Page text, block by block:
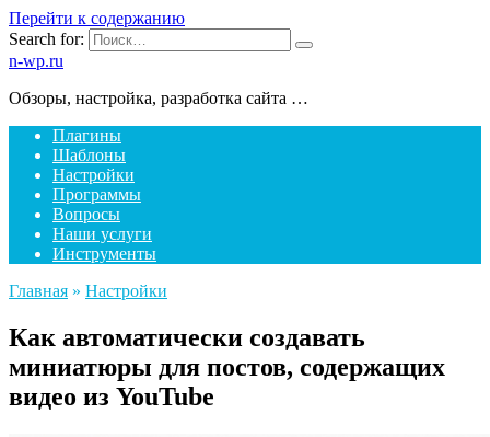
Перейти к содержанию
Search for:
n-wp.ru
Обзоры, настройка, разработка сайта …
Плагины
Шаблоны
Настройки
Программы
Вопросы
Наши услуги
Инструменты
Главная » Настройки
Как автоматически создавать
миниатюры для постов, содержащих
видео из YouTube